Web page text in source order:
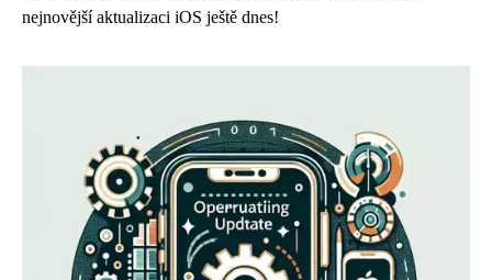
nejnovější aktualizaci iOS ještě dnes!